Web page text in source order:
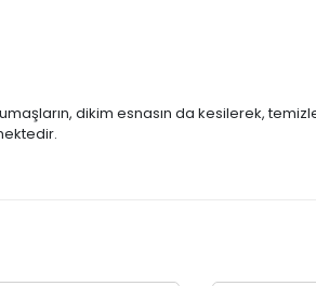
dikim esnasın da kesilerek,